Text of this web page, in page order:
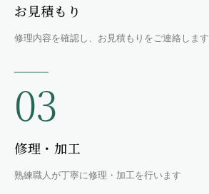
お見積もり
修理内容を確認し、お見積もりをご連絡します
03
修理・加工
熟練職人が丁寧に修理・加工を行います